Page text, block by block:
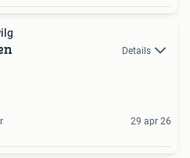
Details
29 apr 26